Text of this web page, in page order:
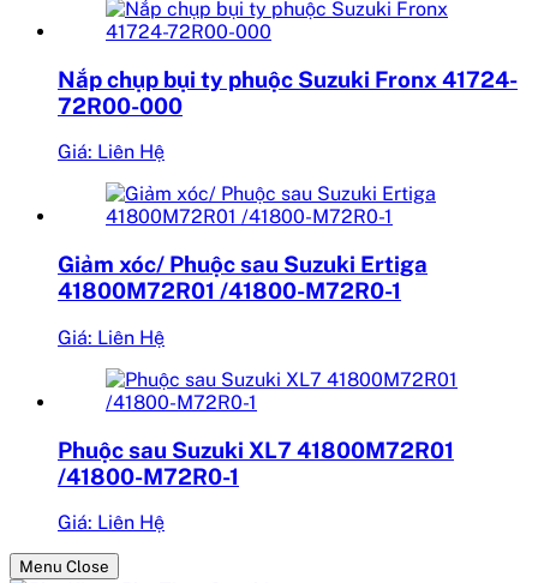
Nắp chụp bụi ty phuộc Suzuki Fronx 41724-
72R00-000
Giá: Liên Hệ
Giảm xóc/ Phuộc sau Suzuki Ertiga
41800M72R01 /41800-M72R0-1
Giá: Liên Hệ
Phuộc sau Suzuki XL7 41800M72R01
/41800-M72R0-1
Giá: Liên Hệ
Menu Close